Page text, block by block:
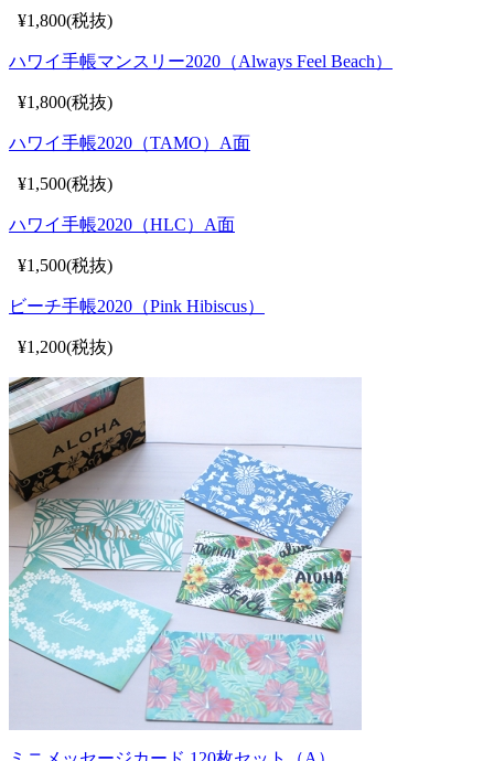
¥1,800(税抜)
ハワイ手帳マンスリー2020（Always Feel Beach）
¥1,800(税抜)
ハワイ手帳2020（TAMO）A面
¥1,500(税抜)
ハワイ手帳2020（HLC）A面
¥1,500(税抜)
ビーチ手帳2020（Pink Hibiscus）
¥1,200(税抜)